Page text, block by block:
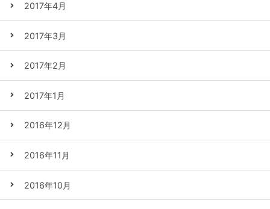
2017年4月
2017年3月
2017年2月
2017年1月
2016年12月
2016年11月
2016年10月